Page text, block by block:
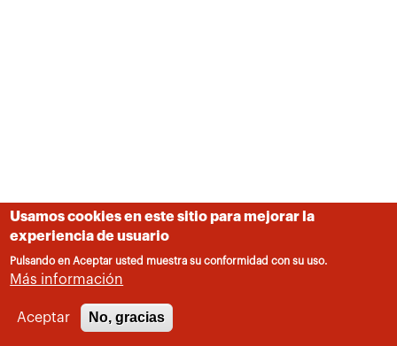
Usamos cookies en este sitio para mejorar la
experiencia de usuario
Pulsando en Aceptar usted muestra su conformidad con su uso.
Más información
Aceptar No, gracias